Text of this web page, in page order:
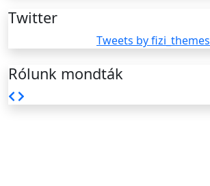
Twitter
Tweets by fizi_themes
Rólunk mondták